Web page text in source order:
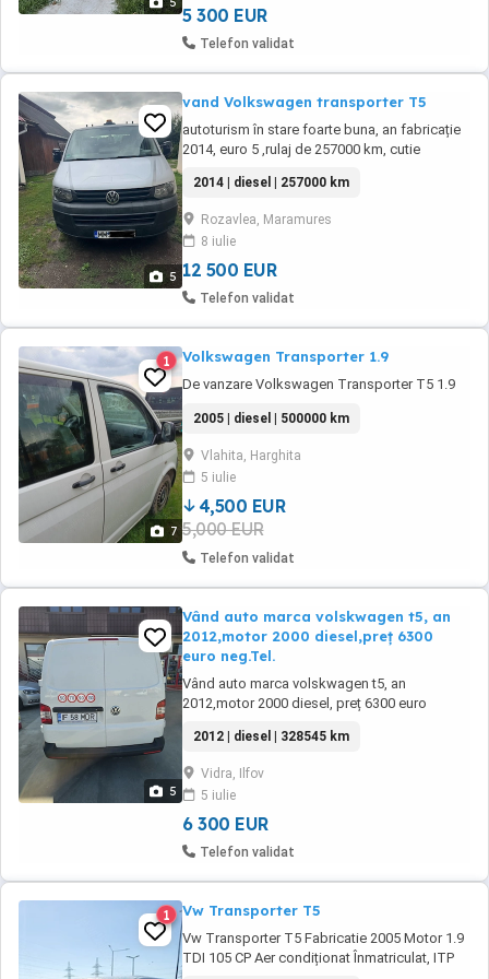
5 300 EUR
Telefon validat
5
vand Volkswagen transporter T5
autoturism în stare foarte buna, an fabricație
2014, euro 5 ,rulaj de 257000 km, cutie
140 cp . Prețul este ușor negociabil, dar
accept și schimburi cu tractor Fiat de 45-50
cp
2014 | diesel | 257000 km
Rozavlea, Maramures
8 iulie
12 500 EUR
Telefon validat
7
1 Volkswagen Transporter 1.9
De vanzare Volkswagen Transporter T5 1.9
2005 | diesel | 500000 km
Vlahita, Harghita
5 iulie
4,500 EUR
5,000 EUR
Telefon validat
5
Vând auto marca volskwagen t5, an
2012,motor 2000 diesel,preț 6300
euro neg.Tel.
Vând auto marca volskwagen t5, an
2012,motor 2000 diesel, preț 6300 euro
2012 | diesel | 328545 km
Vidra, Ilfov
5 iulie
6 300 EUR
Telefon validat
1 Vw Transporter T5
Vw Transporter T5 Fabricatie 2005 Motor 1.9
TDI 105 CP Aer condiționat Înmatriculat, ITP